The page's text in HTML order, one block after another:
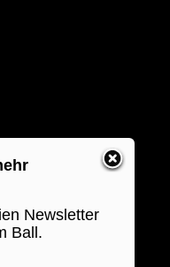
Newsletter
Ball.